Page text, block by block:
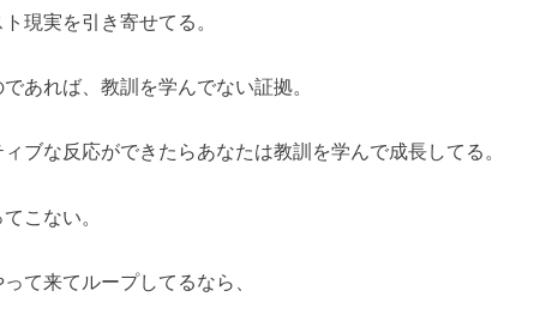
現実を引き寄せてる。
あれば、教訓を学んでない証拠。
ブな反応ができたらあなたは教訓を学んで成長してる。
こない。
て来てループしてるなら、